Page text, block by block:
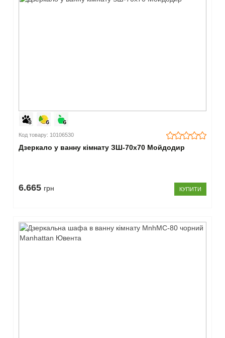
Код товару: 10106530
Дзеркало у ванну кімнату ЗШ-70x70 Мойдодир
6.665 грн КУПИТИ